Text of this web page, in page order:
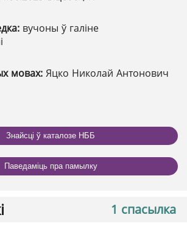
вучоны ў галіне
мовах: Яцко Николай Антонович
Знайсці ў каталозе НББ
Паведаміць пра памылку
1 спасылка